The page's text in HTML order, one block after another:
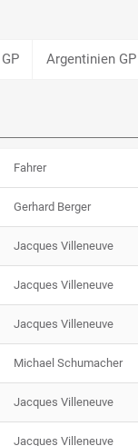
Argentinien GP
Fahrer
Gerhard Berger
Jacques Villeneuve
Jacques Villeneuve
Jacques Villeneuve
Michael Schumacher
Jacques Villeneuve
Jacques Villeneuve